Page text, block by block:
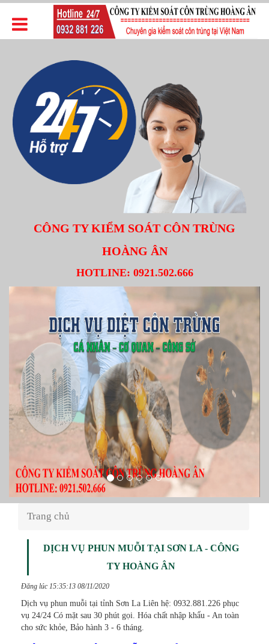
CÔNG TY KIỂM SOÁT CÔN TRÙNG
HOÀNG ÂN
HOTLINE: 0921.502.666
Trang chủ
DỊCH VỤ PHUN MUỖI TẠI SƠN LA - CÔNG
TY HOÀNG ÂN
Đăng lúc 15:35:13 08/11/2020
Dịch vụ phun muỗi tại tỉnh Sơn La Liên hệ: 0932.881.226 phục
vụ 24/24 Có mặt sau 30 phút gọi. Hóa chất nhập khẩu - An toàn
cho sức khỏe, Bảo hành 3 - 6 tháng.